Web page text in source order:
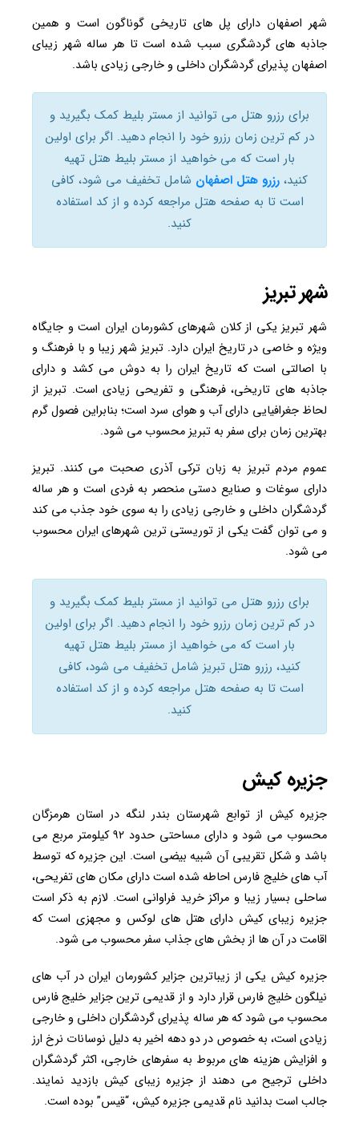
شهر اصفهان دارای پل های تاریخی گوناگون است و همین
جاذبه های گردشگری سبب شده است تا هر ساله شهر زیبای
اصفهان پذیرای گردشگران داخلی و خارجی زیادی باشد.
برای رزرو هتل می توانید از مستر بلیط کمک بگیرید و
در کم ترین زمان رزرو خود را انجام دهید. اگر برای اولین
بار است که می خواهید از مستر بلیط هتل تهیه
کنید، رزرو هتل اصفهان شامل تخفیف می شود، کافی
است تا به صفحه هتل مراجعه کرده و از کد استفاده
کنید.
شهر تبریز
شهر تبریز یکی از کلان شهرهای کشورمان ایران است و جایگاه
ویژه و خاصی در تاریخ ایران دارد. تبریز شهر زیبا و با فرهنگ و
با اصالتی است که تاریخ ایران را به دوش می کشد و دارای
جاذبه های تاریخی، فرهنگی و تفریحی زیادی است. تبریز از
لحاظ جغرافیایی دارای آب و هوای سرد است؛ بنابراین فصول گرم
بهترین زمان برای سفر به تبریز محسوب می شود.
عموم مردم تبریز به زبان ترکی آذری صحبت می کنند. تبریز
دارای سوغات و صنایع دستی منحصر به فردی است و هر ساله
گردشگران داخلی و خارجی زیادی را به سوی خود جذب می کند
و می توان گفت یکی از توریستی ترین شهرهای ایران محسوب
می شود.
برای رزرو هتل می توانید از مستر بلیط کمک بگیرید و
در کم ترین زمان رزرو خود را انجام دهید. اگر برای اولین
بار است که می خواهید از مستر بلیط هتل تهیه
کنید، رزرو هتل تبریز شامل تخفیف می شود، کافی
است تا به صفحه هتل مراجعه کرده و از کد استفاده
کنید.
جزیره‌ کیش
جزیره کیش از توابع شهرستان بندر لنگه در استان هرمزگان
محسوب می شود و دارای مساحتی حدود ۹۲ کیلومتر مربع می
باشد و شکل تقریبی آن شبیه بیضی است. این جزیره که توسط
آب های خلیج فارس احاطه شده است دارای مکان های تفریحی،
ساحلی بسیار زیبا و مراکز خرید فراوانی است. لازم به ذکر است
جزیره زیبای کیش دارای هتل های لوکس و مجهزی است که
اقامت در آن ها از بخش های جذاب سفر محسوب می شود.
جزیره کیش یکی از زیباترین جزایر کشورمان ایران در آب های
نیلگون خلیج فارس قرار دارد و از قدیمی ترین جزایر خلیج فارس
محسوب می شود که هر ساله پذیرای گردشگران داخلی و خارجی
زیادی است، به خصوص در دو دهه اخیر به دلیل نوسانات نرخ ارز
و افزایش هزینه های مربوط به سفرهای خارجی، اکثر گردشگران
داخلی ترجیح می دهند از جزیره زیبای کیش بازدید نمایند.
جالب است بدانید نام قدیمی جزیره کیش، “قیس” بوده است.